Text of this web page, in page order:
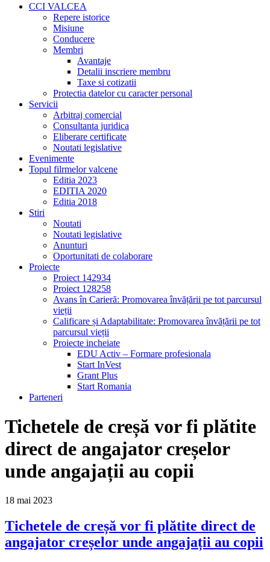
CCI VALCEA
Repere istorice
Misiune
Conducere
Membri
Avantaje
Detalii inscriere membru
Taxe si cotizatii
Protectia datelor cu caracter personal
Servicii
Arbitraj comercial
Consultanta juridica
Eliberare certificate
Noutati legislative
Evenimente
Topul filrmelor valcene
Editia 2023
EDITIA 2020
Editia 2018
Stiri
Noutati
Noutati legislative
Anunturi
Oportunitati de colaborare
Proiecte
Proiect 142934
Proiect 128258
Avans în Carieră: Promovarea învățării pe tot parcursul
vieții
Calificare și Adaptabilitate: Promovarea învățării pe tot
parcursul vieții
Proiecte incheiate
EDU Activ – Formare profesionala
Start InVest
Grant Plus
Start Romania
Parteneri
Tichetele de creșă vor fi plătite
direct de angajator creșelor
unde angajații au copii
18 mai 2023
Tichetele de creșă vor fi plătite direct de
angajator creșelor unde angajații au copii